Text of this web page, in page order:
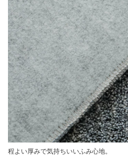
程よい厚みで気持ちいいふみ心地。